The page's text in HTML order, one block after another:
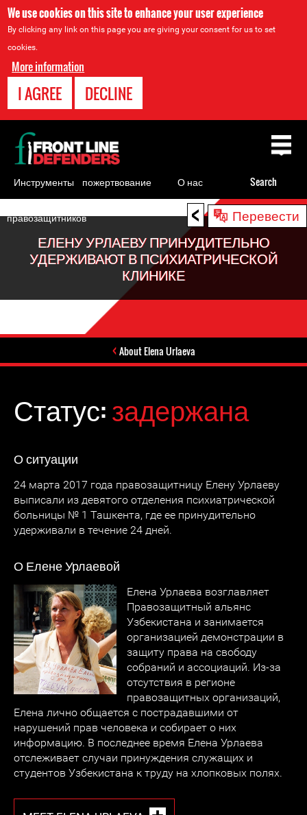
We use cookies on this site to enhance your user experience
By clicking any link on this page you are giving your consent for us to set
cookies.
More information
I AGREE DECLINE
< Перевести
to
ЕЛЕНУ УРЛАЕВУ ПРИНУДИТЕЛЬНО
УДЕРЖИВАЮТ В ПСИХИАТРИЧЕСКОЙ
КЛИНИКЕ
About Elena Urlaeva
Статус:задержана
О ситуации
24 марта 2017 года правозащитницу Елену Урлаеву
выписали из девятого отделения психиатрической
больницы № 1 Ташкента, где ее принудительно
удерживали в течение 24 дней.
О Елене Урлаевой
Елена Урлаева возглавляет
Правозащитный альянс
Узбекистана и занимается
организацией демонстрации в
защиту права на свободу
собраний и ассоциаций. Из-за
отсутствия в регионе
правозащитных организаций,
Елена лично общается с пострадавшими от
нарушений прав человека и собирает о них
информацию. В последнее время Елена Урлаева
отслеживает случаи принуждения служащих и
студентов Узбекистана к труду на хлопковых полях.
Back
to
top
Инструменты
для
правозащитников
пожертвование О нас Search